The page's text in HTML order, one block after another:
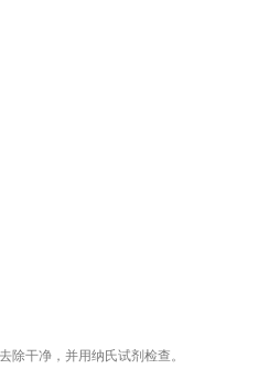
除干净，并用纳氏试剂检查。